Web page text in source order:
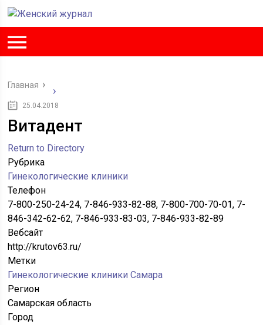
Главная
25.04.2018
Витадент
Return to Directory
Рубрика
Гинекологические клиники
Телефон
7-800-250-24-24, 7-846-933-82-88, 7-800-700-70-01, 7-
846-342-62-62, 7-846-933-83-03, 7-846-933-82-89
Вебсайт
http://krutov63.ru/
Метки
Гинекологические клиники Самара
Регион
Самарская область
Город